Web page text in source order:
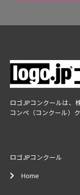
ロゴJPコンクールは、
コンペ（コンクール）
ロゴJPコンクール
Home